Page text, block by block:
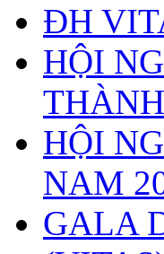
ĐH
HỘI
HỘI
NAM
GALA